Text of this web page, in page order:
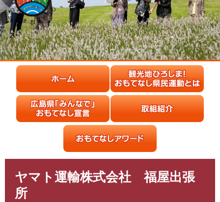
で
す
。
ヤマト運輸株式会社 福屋出張
所